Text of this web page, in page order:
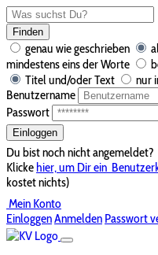
Finden
genau wie geschrieben
mindestens eins der Worte
Titel und/oder Text
nur
Benutzername
Passwort
Einloggen
Du bist noch nicht angemeldet?
Klickehier, um Dir ein
kostet nichts)
Mein Konto
EinloggenAnmelden Passwort